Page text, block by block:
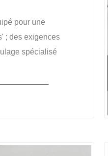
pour une
; des exigences
spécialisé